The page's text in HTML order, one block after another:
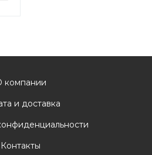
компании
и доставка
Контакты